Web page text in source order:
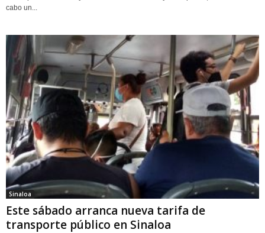
cabo un...
Sinaloa
Este sábado arranca nueva tarifa de
transporte público en Sinaloa